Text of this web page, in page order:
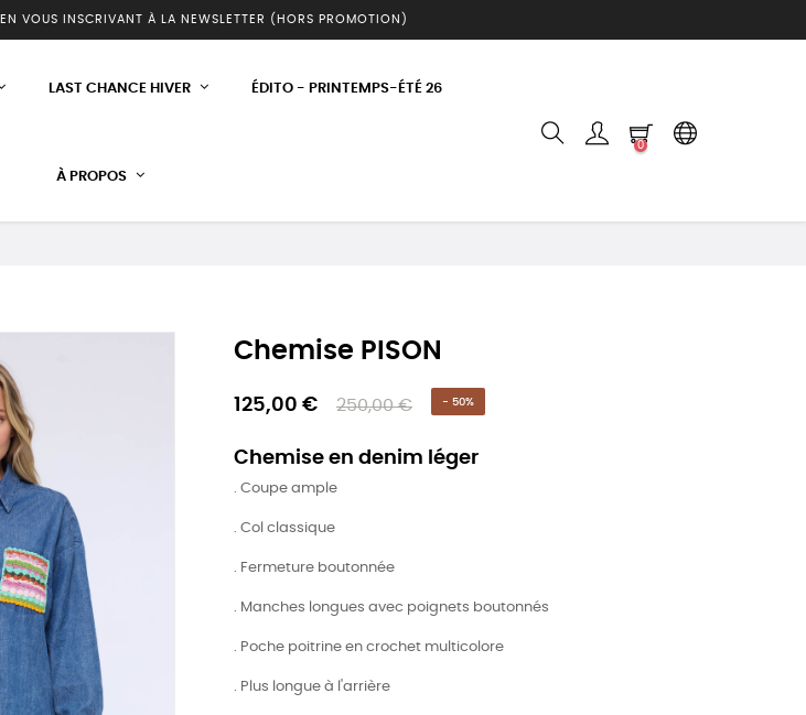
EN VOUS INSCRIVANT À LA NEWSLETTER (HORS PROMOTION)
LAST CHANCE HIVER ÉDITO - PRINTEMPS-ÉTÉ 26
À PROPOS
0
Chemise PISON
125,00 € 250,00 € - 50%
Chemise en denim léger
. Coupe ample
. Col classique
. Fermeture boutonnée
. Manches longues avec poignets boutonnés
. Poche poitrine en crochet multicolore
. Plus longue à l'arrière